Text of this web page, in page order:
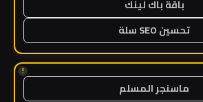
باقة باك لينك
تحسين SEO سلة
!
ماسنجر المسلم